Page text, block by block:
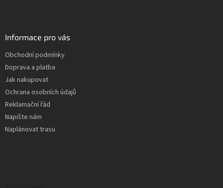
Informace pro vás
Obchodní podmínky
Doprava a platba
Jak nakupovat
Ochrana osobních údajů
Reklamační řád
Napište nám
Naplánovat trasu